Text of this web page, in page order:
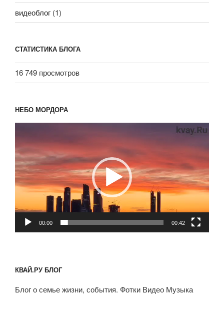
видеоблог (1)
СТАТИСТИКА БЛОГА
16 749 просмотров
НЕБО МОРДОРА
00:00 00:42
КВАЙ.РУ БЛОГ
Блог о семье жизни, события. Фотки Видео Музыка